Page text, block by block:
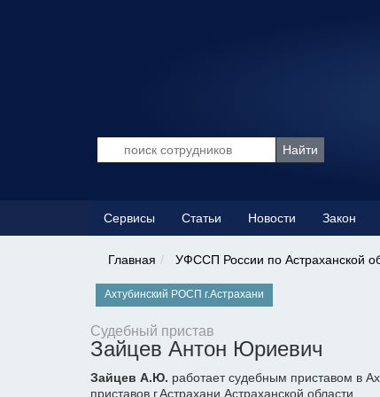
Сервисы Статьи Новости Закон
Главная УФССП России по Астраханской
Ахтубинский РОСП г.Астрахани
Судебный пристав
Зайцев Антон Юриевич
Зайцев А.Ю. работает судебным приставом в
приставов г.Астрахани Астраханской области